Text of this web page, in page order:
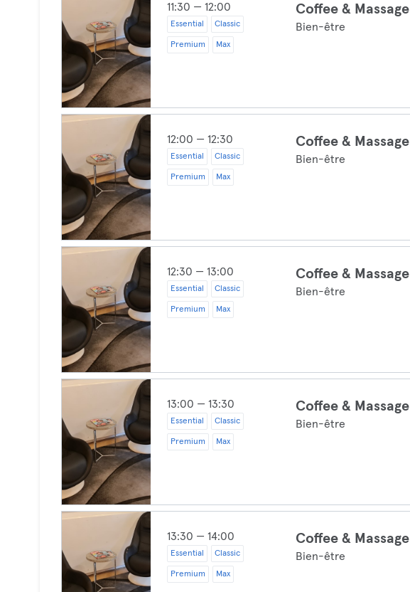
11:30 — 12:00
Essential Classic
Premium Max
Coffee & Massage
Bien-être
12:00 — 12:30
Essential Classic
Premium Max
Coffee & Massage
Bien-être
12:30 — 13:00
Essential Classic
Premium Max
Coffee & Massage
Bien-être
13:00 — 13:30
Essential Classic
Premium Max
Coffee & Massage
Bien-être
13:30 — 14:00
Essential Classic
Premium Max
Coffee & Massage
Bien-être